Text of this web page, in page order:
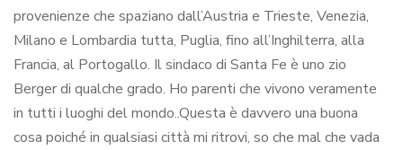
provenienze che spaziano dall’Austria e Trieste, Venezia,
Milano e Lombardia tutta, Puglia, fino all’Inghilterra, alla
Francia, al Portogallo. Il sindaco di Santa Fe è uno zio
Berger di qualche grado. Ho parenti che vivono veramente
in tutti i luoghi del mondo..Questa è davvero una buona
cosa poiché in qualsiasi città mi ritrovi, so che mal che vada